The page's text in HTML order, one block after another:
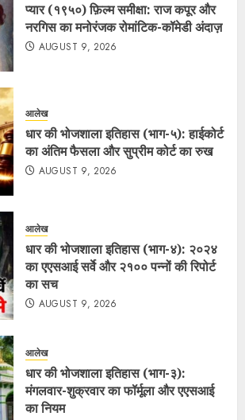
प्यार (१९५०) फ़िल्म समीक्षा: राज कपूर और
नरगिस का मनोरंजक रोमांटिक-कॉमेडी अंदाज़
AUGUST 9, 2026
आलेख
धार की भोजशाला इतिहास (भाग-५): हाईकोर्ट
का अंतिम फैसला और सुप्रीम कोर्ट का रुख
AUGUST 9, 2026
आलेख
धार की भोजशाला इतिहास (भाग-४): २०२४
का एएसआई सर्वे और २१०० पन्नों की रिपोर्ट
का सच
AUGUST 9, 2026
आलेख
धार की भोजशाला इतिहास (भाग-३):
मंगलवार-शुक्रवार का फॉर्मूला और एएसआई
का नियम